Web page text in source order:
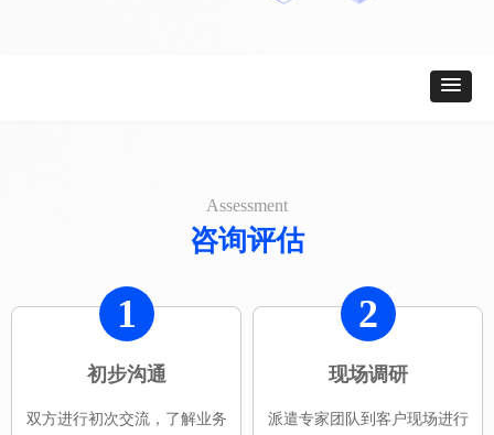
Assessment
咨询评估
初步沟通
双方进行初次交流，了解业务
1
现场调研
派遣专家团队到客户现场进行
2